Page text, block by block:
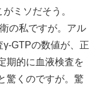
ミソだそう。
の私ですが。アル
GTPの数値が、正
期的に血液検査を
驚くのですが。驚